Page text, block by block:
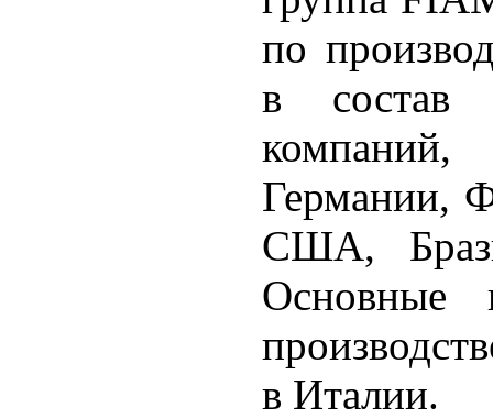
по
в состав
Германии,
США,
Основные
в Италии.